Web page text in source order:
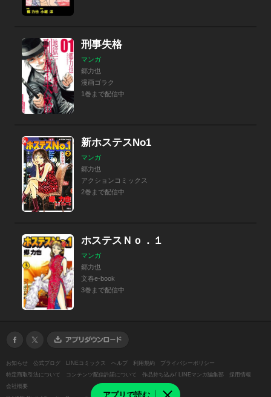
アプリで読む
刑事失格
マンガ
郷力也
漫画ゴラク
1巻まで配信中
新ホステスNo1
マンガ
郷力也
アクションコミックス
2巻まで配信中
ホステスＮｏ．１
マンガ
郷力也
文春e-book
3巻まで配信中
お知らせ 公式ブログ LINEコミックス ヘルプ 利用規約
プライバシーポリシー
特定商取引法について
コンテンツ配信許諾について 作品持ち込み/ LINEマンガ編集部
採用情報
会社概要